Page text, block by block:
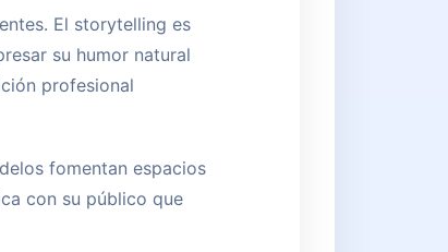
El storytelling es
su humor natural
profesional
fomentan espacios
con su público que